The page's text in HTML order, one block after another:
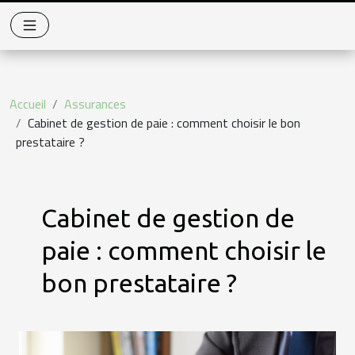
Accueil
Assurances
Cabinet de gestion de paie : comment choisir le bon
prestataire ?
Cabinet de gestion de
paie : comment choisir le
bon prestataire ?